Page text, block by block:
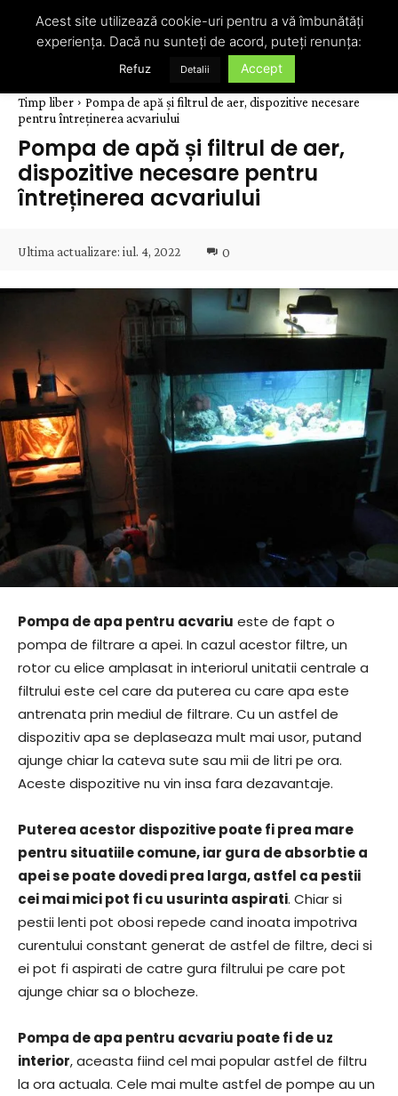
Timp liber
Pompa de apă și filtrul de aer, dispozitive necesare
pentru întreținerea acvariului
Pompa de apă și filtrul de aer,
dispozitive necesare pentru
întreținerea acvariului
Ultima actualizare: iul. 4, 2022 0
Pompa de apa pentru acvariu este de fapt o
pompa de filtrare a apei. In cazul acestor filtre, un
rotor cu elice amplasat in interiorul unitatii centrale a
filtrului este cel care da puterea cu care apa este
antrenata prin mediul de filtrare. Cu un astfel de
dispozitiv apa se deplaseaza mult mai usor, putand
ajunge chiar la cateva sute sau mii de litri pe ora.
Aceste dispozitive nu vin insa fara dezavantaje.
Puterea acestor dispozitive poate fi prea mare
pentru situatiile comune, iar gura de absorbtie a
apei se poate dovedi prea larga, astfel ca pestii
cei mai mici pot fi cu usurinta aspirati. Chiar si
pestii lenti pot obosi repede cand inoata impotriva
curentului constant generat de astfel de filtre, deci si
ei pot fi aspirati de catre gura filtrului pe care pot
ajunge chiar sa o blocheze.
Pompa de apa pentru acvariu poate fi de uz
interior, aceasta fiind cel mai popular astfel de filtru
la ora actuala. Cele mai multe astfel de pompe au un
Acest site utilizează cookie-uri pentru a vă îmbunătăți
experiența. Dacă nu sunteți de acord, puteți renunța:
Refuz Detalii Accept